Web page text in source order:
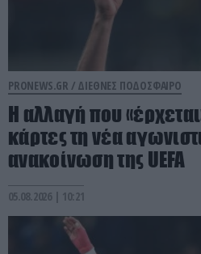
PRONEWS.GR / ΔΙΕΘΝΕΣ ΠΟΔΟΣΦΑΙΡΟ
Η αλλαγή που
κάρτες τη νέα
ανακοίνωση της UEFA
05.08.2026 | 10:21